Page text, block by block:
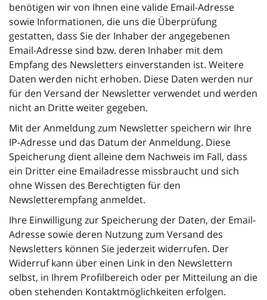
benötigen wir von Ihnen eine valide Email-Adresse
sowie Informationen, die uns die Überprüfung
gestatten, dass Sie der Inhaber der angegebenen
Email-Adresse sind bzw. deren Inhaber mit dem
Empfang des Newsletters einverstanden ist. Weitere
Daten werden nicht erhoben. Diese Daten werden nur
für den Versand der Newsletter verwendet und werden
nicht an Dritte weiter gegeben.
Mit der Anmeldung zum Newsletter speichern wir Ihre
IP-Adresse und das Datum der Anmeldung. Diese
Speicherung dient alleine dem Nachweis im Fall, dass
ein Dritter eine Emailadresse missbraucht und sich
ohne Wissen des Berechtigten für den
Newsletterempfang anmeldet.
Ihre Einwilligung zur Speicherung der Daten, der Email-
Adresse sowie deren Nutzung zum Versand des
Newsletters können Sie jederzeit widerrufen. Der
Widerruf kann über einen Link in den Newslettern
selbst, in Ihrem Profilbereich oder per Mitteilung an die
oben stehenden Kontaktmöglichkeiten erfolgen.